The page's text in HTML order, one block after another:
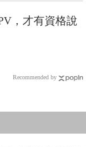
，才有資格說
Recommended by